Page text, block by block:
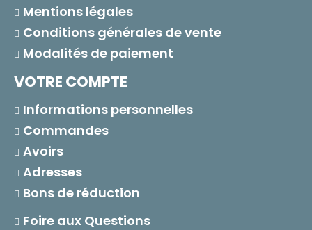
Mentions légales
Conditions générales de vente
Modalités de paiement
VOTRE COMPTE
Informations personnelles
Commandes
Avoirs
Adresses
Bons de réduction
Foire aux Questions